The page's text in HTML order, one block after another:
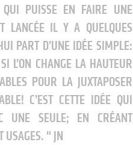
QUI PUISSE EN FAIRE UNE
LANCÉE IL Y A QUELQUES
PART D’UNE IDÉE SIMPLE:
L’ON CHANGE LA HAUTEUR
POUR LA JUXTAPOSER
C’EST CETTE IDÉE QUI
UNE SEULE; EN CRÉANT
USAGES.